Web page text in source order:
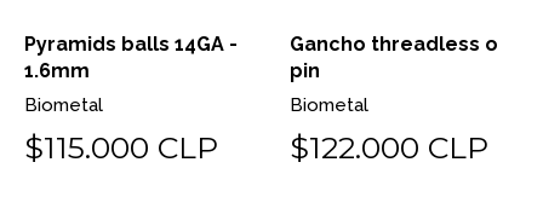
Pyramids balls 14GA -
1.6mm
Biometal
$115.000 CLP
Gancho threadless o
pin
Biometal
$122.000 CLP